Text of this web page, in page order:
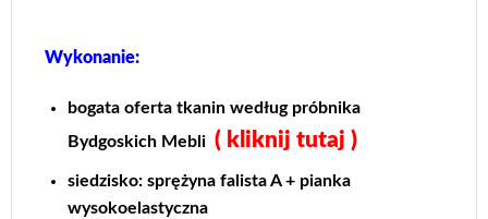
Wykonanie:
bogata oferta tkanin według próbnika
Bydgoskich Mebli ( kliknij tutaj )
siedzisko: sprężyna falista A + pianka
wysokoelastyczna